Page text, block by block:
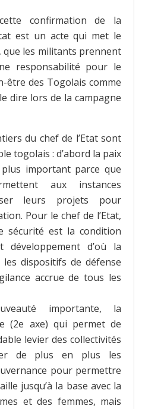
confirmation de la
est un acte qui met le
les militants prennent
responsabilité pour le
être des Togolais comme
dire lors de la campagne
du chef de l’Etat sont
togolais : d’abord la paix
important parce que
aux instances
leurs projets pour
Pour le chef de l’Etat,
sécurité est la condition
d’où la
dispositifs de défense
accrue de tous les
importante, la
(2e axe) qui permet de
levier des collectivités
de plus en plus les
pour permettre
jusqu’à la base avec la
et des femmes, mais